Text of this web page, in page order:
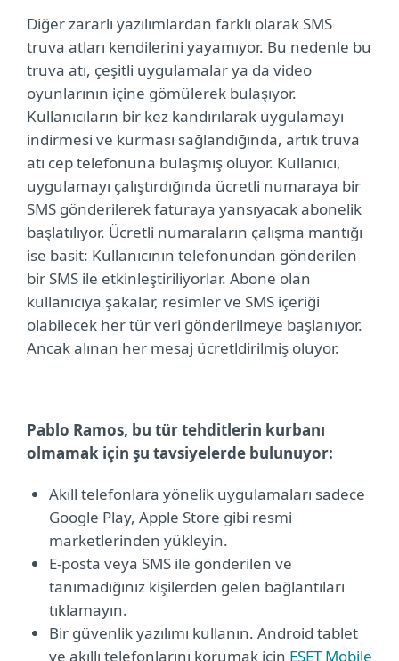
Diğer zararlı yazılımlardan farklı olarak SMS
truva atları kendilerini yayamıyor. Bu nedenle bu
truva atı, çeşitli uygulamalar ya da video
oyunlarının içine gömülerek bulaşıyor.
Kullanıcıların bir kez kandırılarak uygulamayı
indirmesi ve kurması sağlandığında, artık truva
atı cep telefonuna bulaşmış oluyor. Kullanıcı,
uygulamayı çalıştırdığında ücretli numaraya bir
SMS gönderilerek faturaya yansıyacak abonelik
başlatılıyor. Ücretli numaraların çalışma mantığı
ise basit: Kullanıcının telefonundan gönderilen
bir SMS ile etkinleştiriliyorlar. Abone olan
kullanıcıya şakalar, resimler ve SMS içeriği
olabilecek her tür veri gönderilmeye başlanıyor.
Ancak alınan her mesaj ücretldirilmiş oluyor.
Pablo Ramos, bu tür tehditlerin kurbanı
olmamak için şu tavsiyelerde bulunuyor:
Akıll telefonlara yönelik uygulamaları sadece
Google Play, Apple Store gibi resmi
marketlerinden yükleyin.
E-posta veya SMS ile gönderilen ve
tanımadığınız kişilerden gelen bağlantıları
tıklamayın.
Bir güvenlik yazılımı kullanın. Android tablet
ve akıllı telefonlarını korumak için ESET Mobile